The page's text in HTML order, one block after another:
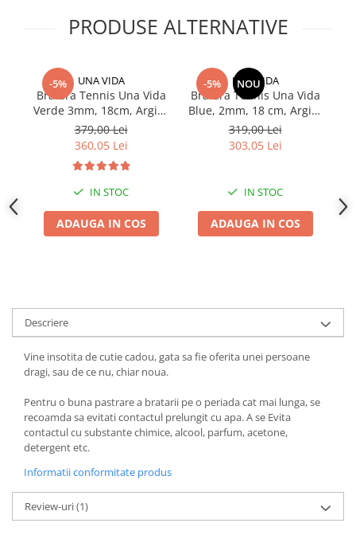
PRODUSE ALTERNATIVE
-5% UNA VIDA
Bratara Tennis Una Vida
Verde 3mm, 18cm, Argint
925
379,00 Lei
360,05 Lei
IN STOC
ADAUGA IN COS
-5% NOU
UNA VIDA
Bratara Tennis Una Vida
Blue, 2mm, 18 cm, Argint
925
319,00 Lei
303,05 Lei
IN STOC
ADAUGA IN COS
Descriere
Vine insotita de cutie cadou, gata sa fie oferita unei persoane
dragi, sau de ce nu, chiar noua.
Pentru o buna pastrare a bratarii pe o periada cat mai lunga, se
recoamda sa evitati contactul prelungit cu apa. A se Evita
contactul cu substante chimice, alcool, parfum, acetone,
detergent etc.
Informatii conformitate produs
Review-uri(1)